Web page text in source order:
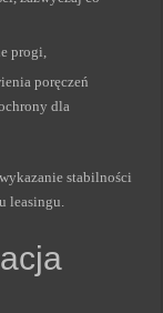
progi,
poręczeń
dla
stabilności
leasingu.